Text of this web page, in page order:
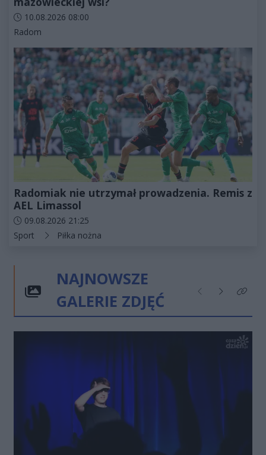
Data dodania artykułu:
10.08.2026 08:00
Kategorie artykułu:
Radom
Radomiak nie utrzymał prowadzenia. Remis z
AEL Limassol
Data dodania artykułu:
09.08.2026 21:25
Kategorie artykułu:
Sport Piłka nożna
NAJNOWSZE
GALERIE ZDJĘĆ
Poprzednie
NastępneKliknij